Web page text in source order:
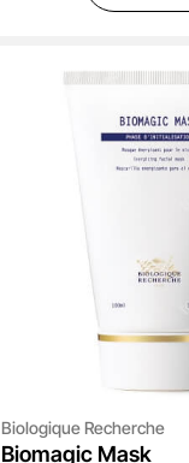
Biologique Recherche
Biomagic Mask